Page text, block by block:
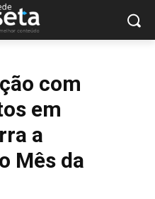
com
em
a
Mês da